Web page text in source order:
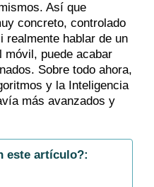
Así que
concreto, controlado
realmente hablar de un
móvil, puede acabar
Sobre todo ahora,
y la Inteligencia
más avanzados y
este artículo?: